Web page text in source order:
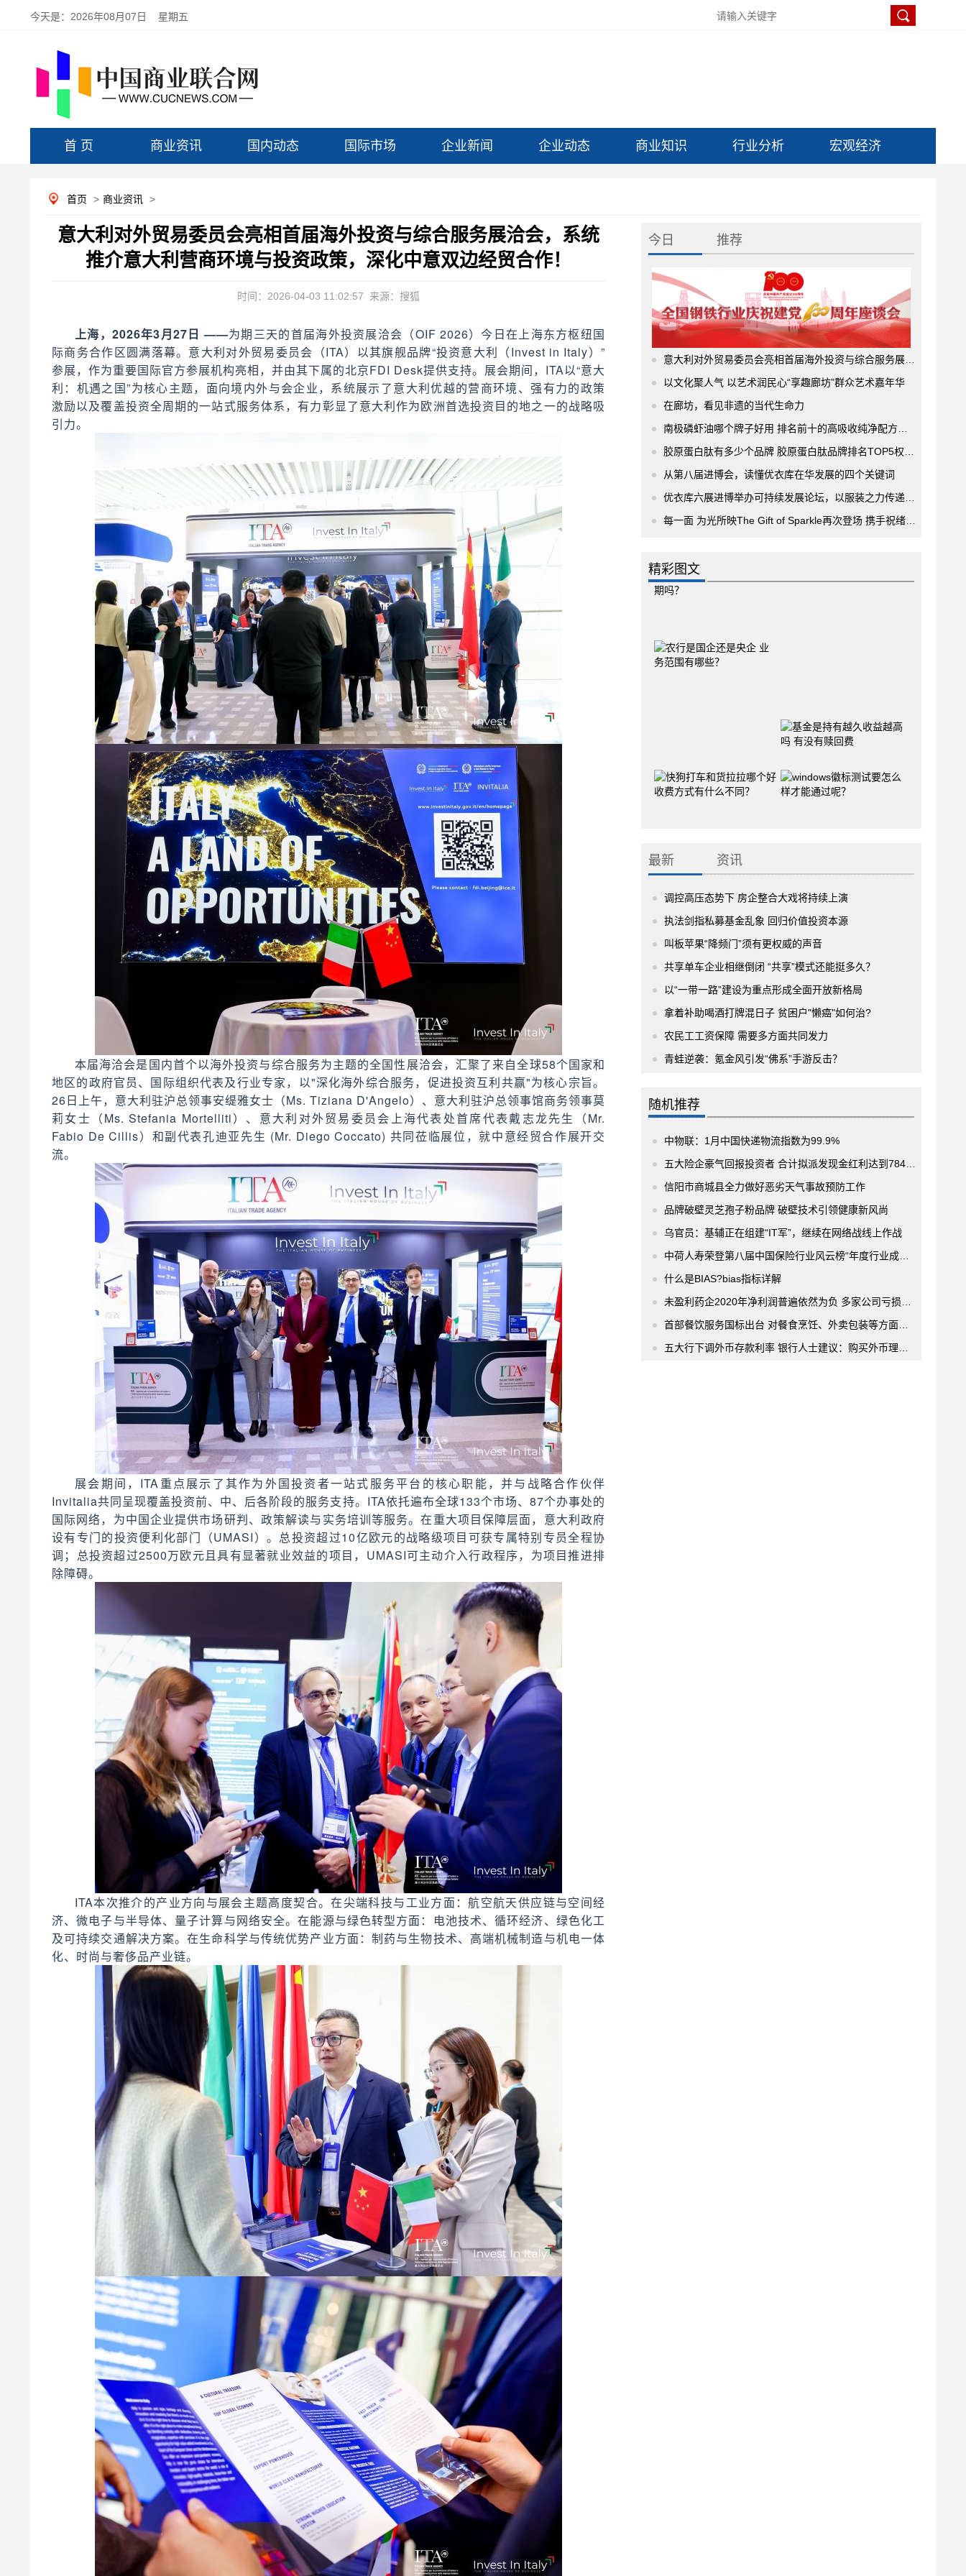
今天是： 2026年08月07日 星期五
首 页 商业资讯 国内动态 国际市场 企业新闻 企业动态 商业知识 行业分析 宏观经济
首页 > 商业资讯 >
意大利对外贸易委员会亮相首届海外投资与综合服务展洽会，系统
推介意大利营商环境与投资政策，深化中意双边经贸合作！
时间：2026-04-03 11:02:57 来源：搜狐
上海，2026年3月27日 ——为期三天的首届海外投资展洽会（OIF 2026）今日在上海东方枢纽国
际商务合作区圆满落幕。意大利对外贸易委员会（ITA）以其旗舰品牌“投资意大利（Invest in Italy）”
参展，作为重要国际官方参展机构亮相，并由其下属的北京FDI Desk提供支持。展会期间，ITA以“意大
利：机遇之国”为核心主题，面向境内外与会企业，系统展示了意大利优越的营商环境、强有力的政策
激励以及覆盖投资全周期的一站式服务体系，有力彰显了意大利作为欧洲首选投资目的地之一的战略吸
引力。
本届海洽会是国内首个以海外投资与综合服务为主题的全国性展洽会，汇聚了来自全球58个国家和
地区的政府官员、国际组织代表及行业专家，以"深化海外综合服务，促进投资互利共赢"为核心宗旨。
26日上午，意大利驻沪总领事安缇雅女士（Ms. Tiziana D'Angelo）、意大利驻沪总领事馆商务领事莫
莉女士（Ms. Stefania Mortelliti）、意大利对外贸易委员会上海代表处首席代表戴志龙先生（Mr.
Fabio De Cillis）和副代表孔迪亚先生 (Mr. Diego Coccato) 共同莅临展位，就中意经贸合作展开交
流。
展会期间，ITA重点展示了其作为外国投资者一站式服务平台的核心职能，并与战略合作伙伴
Invitalia共同呈现覆盖投资前、中、后各阶段的服务支持。ITA依托遍布全球133个市场、87个办事处的
国际网络，为中国企业提供市场研判、政策解读与实务培训等服务。在重大项目保障层面，意大利政府
设有专门的投资便利化部门（UMASI）。总投资超过10亿欧元的战略级项目可获专属特别专员全程协
调；总投资超过2500万欧元且具有显著就业效益的项目，UMASI可主动介入行政程序，为项目推进排
除障碍。
ITA本次推介的产业方向与展会主题高度契合。在尖端科技与工业方面：航空航天供应链与空间经
济、微电子与半导体、量子计算与网络安全。在能源与绿色转型方面：电池技术、循环经济、绿色化工
及可持续交通解决方案。在生命科学与传统优势产业方面：制药与生物技术、高端机械制造与机电一体
化、时尚与奢侈品产业链。
今日 推荐
意大利对外贸易委员会亮相首届海外投资与综合服务展洽会，系统推介意大利营商环境与投资政策，深化中意双边经贸合作！
以文化聚人气 以艺术润民心“享趣廊坊”群众艺术嘉年华
在廊坊，看见非遗的当代生命力
南极磷虾油哪个牌子好用 排名前十的高吸收纯净配方推荐
胶原蛋白肽有多少个品牌 胶原蛋白肽品牌排名TOP5权威榜单揭晓
从第八届进博会，读懂优衣库在华发展的四个关键词
优衣库六展进博举办可持续发展论坛，以服装之力传递温暖
每一面 为光所映The Gift of Sparkle再次登场 携手祝绪丹闪耀武汉
精彩图文
最新 资讯
调控高压态势下 房企整合大戏将持续上演
执法剑指私募基金乱象 回归价值投资本源
叫板苹果“降频门”须有更权威的声音
共享单车企业相继倒闭 “共享”模式还能挺多久？
以“一带一路”建设为重点形成全面开放新格局
拿着补助喝酒打牌混日子 贫困户"懒癌"如何治?
农民工工资保障 需要多方面共同发力
青蛙逆袭：氪金风引发“佛系”手游反击？
随机推荐
中物联：1月中国快递物流指数为99.9%
五大险企豪气回报投资者 合计拟派发现金红利达到784亿元
信阳市商城县全力做好恶劣天气事故预防工作
品牌破壁灵芝孢子粉品牌 破壁技术引领健康新风尚
乌官员：基辅正在组建“IT军”，继续在网络战线上作战
中荷人寿荣登第八届中国保险行业风云榜“年度行业成长榜”
什么是BIAS?bias指标详解
未盈利药企2020年净利润普遍依然为负 多家公司亏损收窄
首部餐饮服务国标出台 对餐食烹饪、外卖包装等方面提出具体要求
五大行下调外币存款利率 银行人士建议：购买外币理财产品收益高